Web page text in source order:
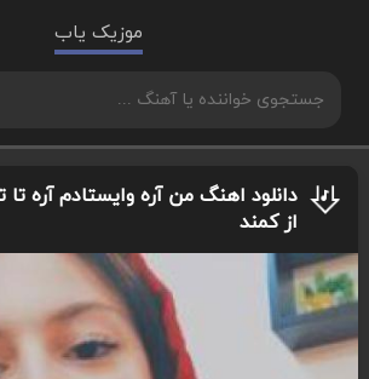
موزیک یاب
دانلود اهنگ من آره وایستادم آره
از کمند